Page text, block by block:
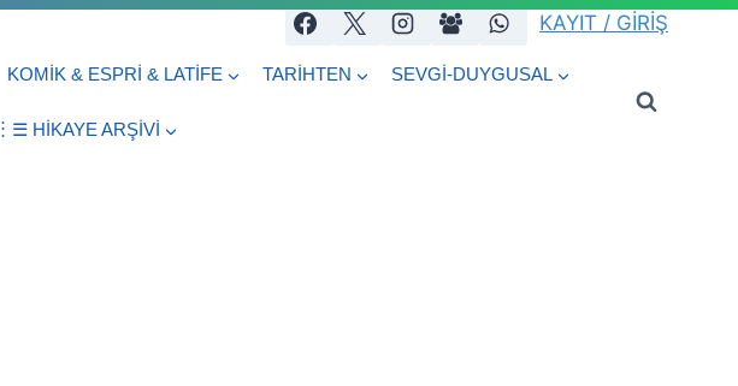
KAYIT / GİRİŞ
KOMİK & ESPRİ & LATİFE TARİHTEN SEVGİ-DUYGUSAL
︙☰ HİKAYE ARŞİVİ